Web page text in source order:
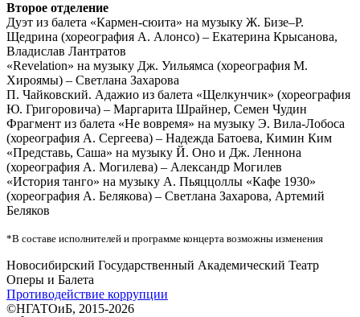
Второе отделение
Дуэт из балета «Кармен-сюита» на музыку Ж. Бизе–Р.
Щедрина (хореография А. Алонсо) – Екатерина Крысанова,
Владислав Лантратов
«Revelation» на музыку Дж. Уильямса (хореография М.
Хироямы) – Светлана Захарова
П. Чайковский. Адажио из балета «Щелкунчик» (хореография
Ю. Григоровича) – Маргарита Шрайнер, Семен Чудин
Фрагмент из балета «Не вовремя» на музыку Э. Вила-Лобоса
(хореография А. Сергеева) – Надежда Батоева, Кимин Ким
«Представь, Саша» на музыку Й. Оно и Дж. Леннона
(хореография А. Могилева) – Александр Могилев
«История танго» на музыку А. Пьяццоллы «Кафе 1930»
(хореография А. Белякова) – Светлана Захарова, Артемий
Беляков
*В составе исполнителей и программе концерта возможны изменения
Новосибирский Государственный Академический Театр
Оперы и Балета
Противодействие коррупции
©НГАТОиБ, 2015-2026